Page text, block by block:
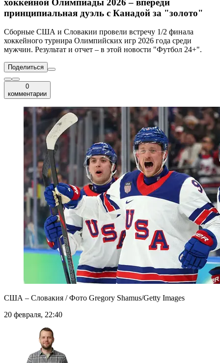
хоккейной Олимпиады 2026 – впереди
принципиальная дуэль с Канадой за "золото"
Сборные США и Словакии провели встречу 1/2 финала
хоккейного турнира Олимпийских игр 2026 года среди
мужчин. Результат и отчет – в этой новости "Футбол 24+".
Поделиться
0
комментарии
США – Словакия / Фото Gregory Shamus/Getty Images
20 февраля, 22:40